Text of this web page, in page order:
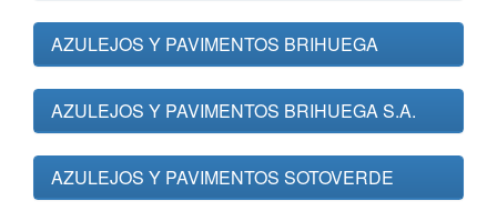
AZULEJOS Y PAVIMENTOS BRIHUEGA
AZULEJOS Y PAVIMENTOS BRIHUEGA S.A.
AZULEJOS Y PAVIMENTOS SOTOVERDE